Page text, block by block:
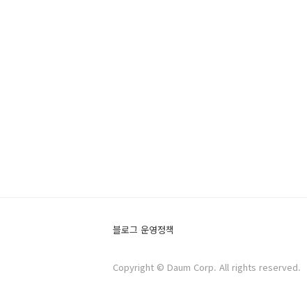
블로그 운영정책
Copyright © Daum Corp. All rights reserved.